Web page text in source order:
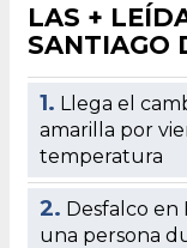
LAS +
SANTIAGO
1. Llega el
amarilla por
temperatura
2. Desfalco
una persona